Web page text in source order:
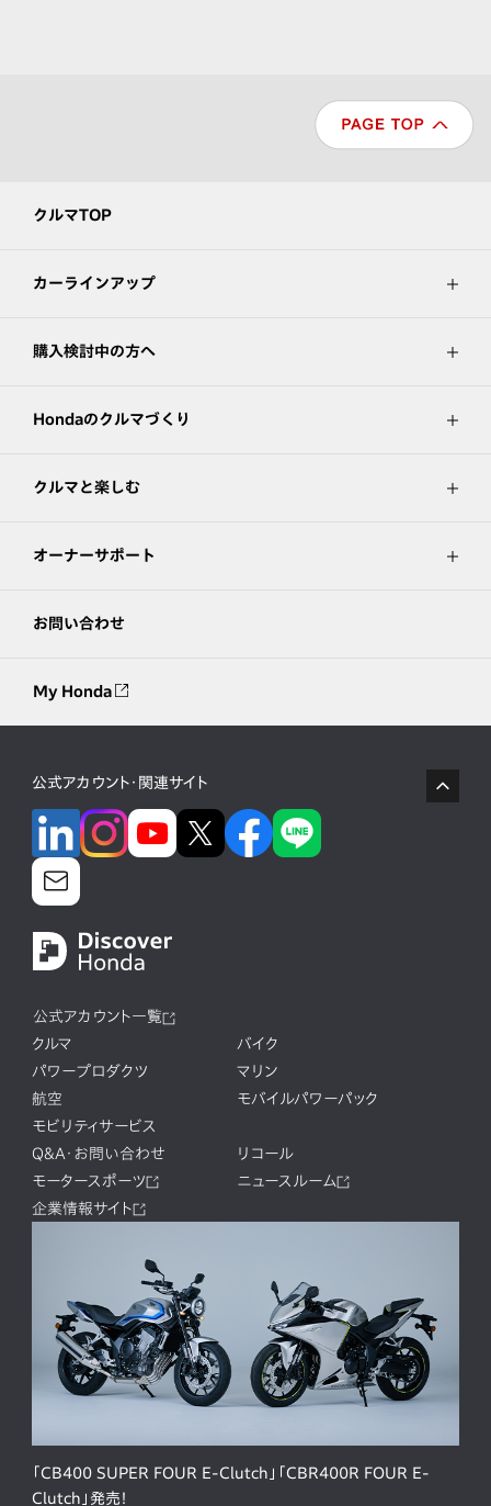
クルマTOP
カーラインアップ
購入検討中の方へ
Hondaのクルマづくり
クルマと楽しむ
オーナーサポート
お問い合わせ
My Honda
公式アカウント・関連サイト
公式アカウント一覧
クルマ
バイク
パワープロダクツ
マリン
航空
モバイルパワーパック
モビリティサービス
Q&A・お問い合わせ
リコール
モータースポーツ
ニュースルーム
企業情報サイト
「CB400 SUPER FOUR E-Clutch」「CBR400R FOUR E-
Clutch」発売！